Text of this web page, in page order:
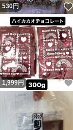
530円
1,999円